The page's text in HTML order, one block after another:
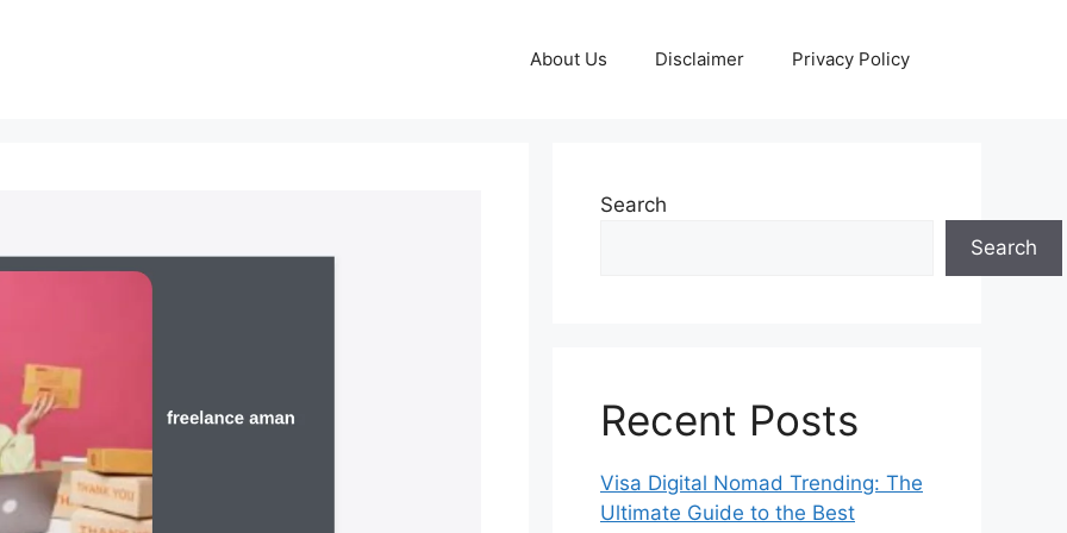
About Us Disclaimer Privacy Policy
Search
Search
Recent Posts
Visa Digital Nomad Trending: The
Ultimate Guide to the Best